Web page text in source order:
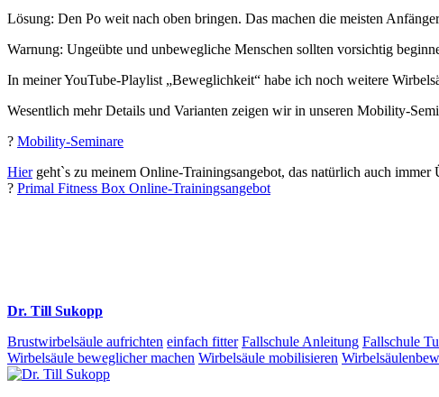
Lösung: Den Po weit nach oben bringen. Das machen die meisten
Warnung: Ungeübte und unbewegliche Menschen sollten vorsichtig
In meiner YouTube-Playlist „Beweglichkeit“ habe ich noch weitere
Wesentlich mehr Details und Varianten zeigen wir in unseren Mobility-
? Mobility-Seminare
Hiergeht`s zu meinem Online-Trainingsangebot, das natürlich auch
? Primal Fitness Box Online-Trainingsangebot
Dr. Till Sukopp
Brustwirbelsäule aufrichten einfach fitter Fallschule Anleitung Fallschule
Wirbelsäule beweglicher machen Wirbelsäule mobilisieren